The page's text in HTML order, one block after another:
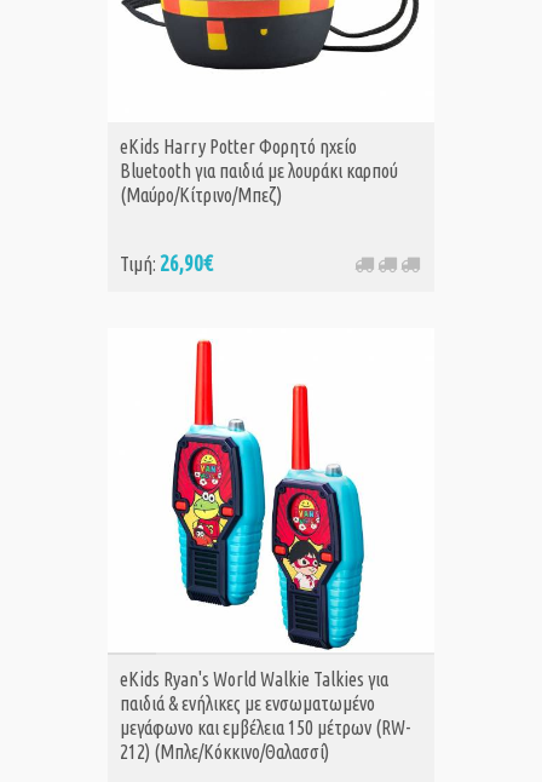
eKids Harry Potter Φορητό ηχείο
Bluetooth για παιδιά με λουράκι καρπού
(Μαύρο/Κίτρινο/Μπεζ)
Τιμή: 26,90€
ΑΓΟΡΑ
eKids Ryan's World Walkie Talkies για
παιδιά & ενήλικες με ενσωματωμένο
μεγάφωνο και εμβέλεια 150 μέτρων (RW-
212) (Μπλε/Κόκκινο/Θαλασσί)